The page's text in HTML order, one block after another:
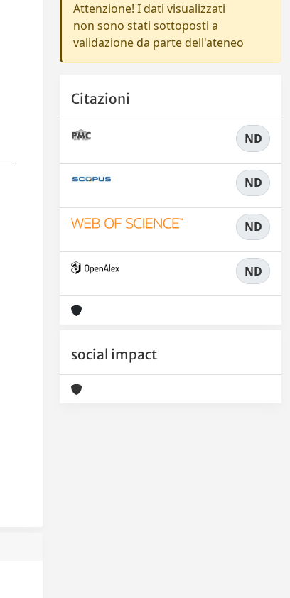
Attenzione! I dati visualizzati
non sono stati sottoposti a
validazione da parte dell'ateneo
Citazioni
ND
ND
ND
ND
social impact